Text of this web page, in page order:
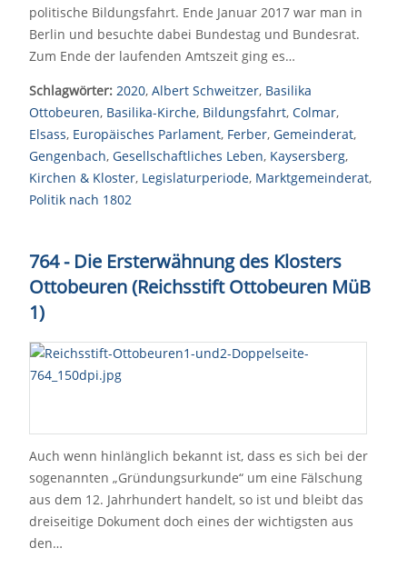
politische Bildungsfahrt. Ende Januar 2017 war man in
Berlin und besuchte dabei Bundestag und Bundesrat.
Zum Ende der laufenden Amtszeit ging es…
Schlagwörter: 2020, Albert Schweitzer, Basilika
Ottobeuren, Basilika-Kirche, Bildungsfahrt, Colmar,
Elsass, Europäisches Parlament, Ferber, Gemeinderat,
Gengenbach, Gesellschaftliches Leben, Kaysersberg,
Kirchen & Kloster, Legislaturperiode, Marktgemeinderat,
Politik nach 1802
764 - Die Ersterwähnung des Klosters
Ottobeuren (Reichsstift Ottobeuren MüB
1)
Auch wenn hinlänglich bekannt ist, dass es sich bei der
sogenannten „Gründungsurkunde“ um eine Fälschung
aus dem 12. Jahrhundert handelt, so ist und bleibt das
dreiseitige Dokument doch eines der wichtigsten aus
den…